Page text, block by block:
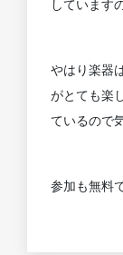
しています
やはり楽器
がとても楽
ているので
参加も無料